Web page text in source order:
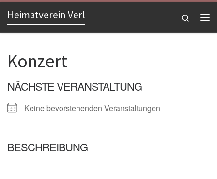
Zum Inhalt springen
Heimatverein Verl
Search
Konzert
NÄCHSTE VERANSTALTUNG
Keine bevorstehenden Veranstaltungen
BESCHREIBUNG